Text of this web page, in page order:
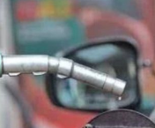
by an institution
is always
when I may not
action”, the